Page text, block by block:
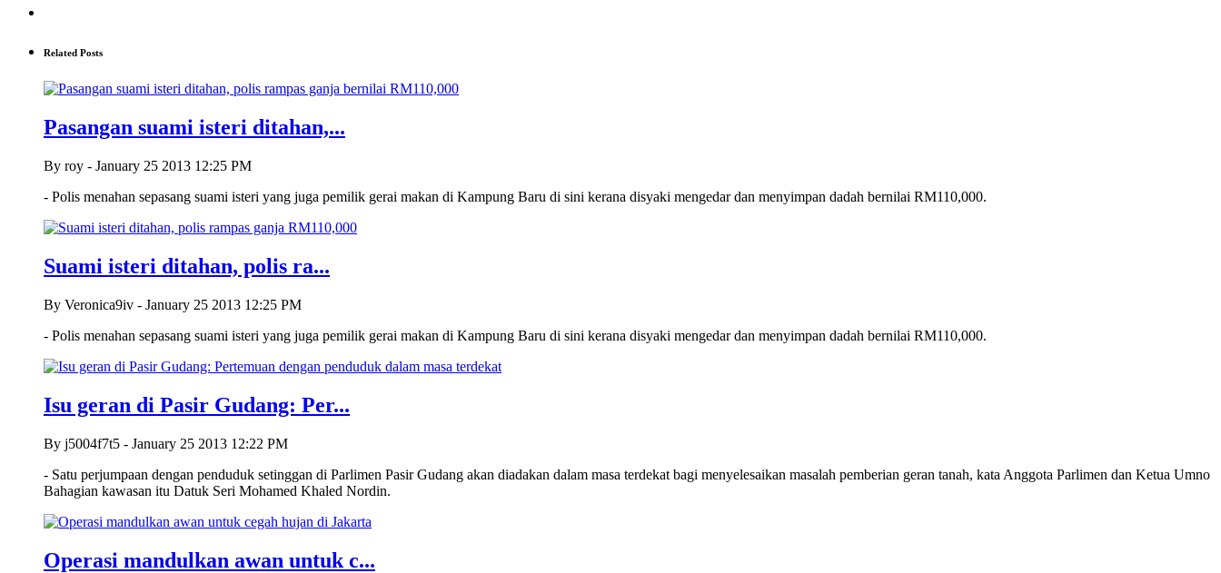
Related Posts
Pasangan suami isteri ditahan,...
By roy - January 25 2013 12:25 PM
- Polis menahan sepasang suami isteri yang juga pemilik gerai makan di Kampung Baru di sini kerana disyaki mengedar dan menyimpan dadah bernilai RM110,000.
Suami isteri ditahan, polis ra...
By Veronica9iv - January 25 2013 12:25 PM
- Polis menahan sepasang suami isteri yang juga pemilik gerai makan di Kampung Baru di sini kerana disyaki mengedar dan menyimpan dadah bernilai RM110,000.
Isu geran di Pasir Gudang: Per...
By j5004f7t5 - January 25 2013 12:22 PM
- Satu perjumpaan dengan penduduk setinggan di Parlimen Pasir Gudang akan diadakan dalam masa terdekat bagi menyelesaikan masalah pemberian geran tanah, kata Anggota Parlimen dan Ketua Umno
Bahagian kawasan itu Datuk Seri Mohamed Khaled Nordin.
Operasi mandulkan awan untuk c...